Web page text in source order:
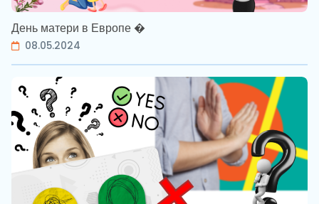
День матери в Европе �
08.05.2024